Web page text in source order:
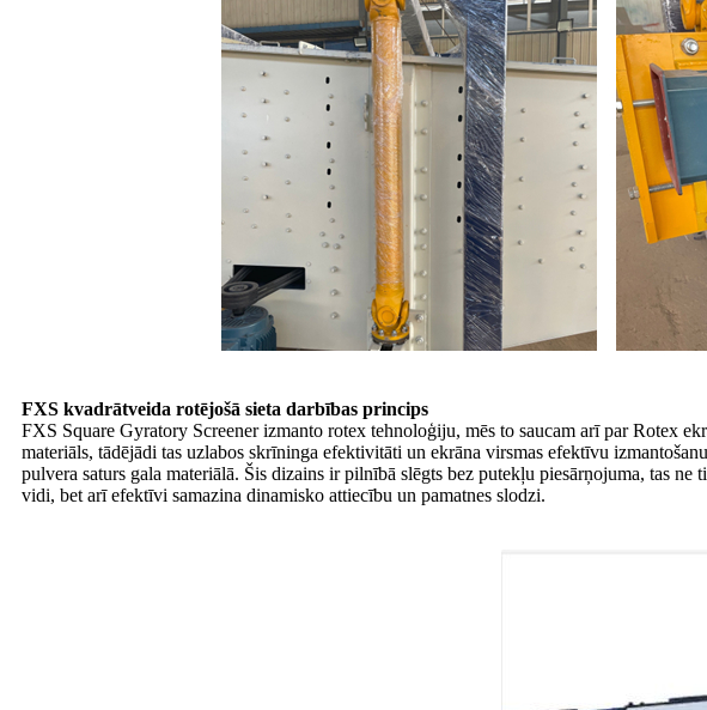
FXS kvadrātveida rotējošā sieta darbības princips
FXS Square Gyratory Screener izmanto rotex tehnoloģiju, mēs to saucam arī par Rotex
materiāls, tādējādi tas uzlabos skrīninga efektivitāti un ekrāna virsmas efektīvu
pulvera saturs gala materiālā. Šis dizains ir pilnībā slēgts bez putekļu piesārņojuma, tas ne
vidi, bet arī efektīvi samazina dinamisko attiecību un pamatnes slodzi.